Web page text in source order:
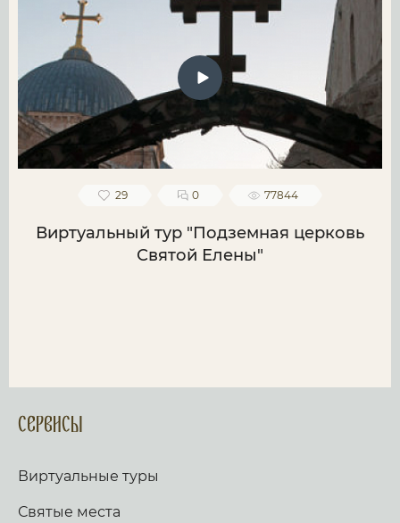
29 0 77844
Виртуальный тур "Подземная церковь
Святой Елены"
Сервисы
Виртуальные туры
Святые места